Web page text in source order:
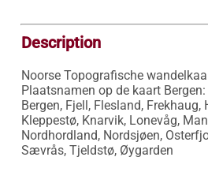
Description
Noorse Topografische
Plaatsnamen op de kaart
Bergen, Fjell, Flesland, Frekhaug,
Kleppestø, Knarvik, Lonevåg,
Nordhordland, Nordsjøen,
Sævrås, Tjeldstø, Øygarden